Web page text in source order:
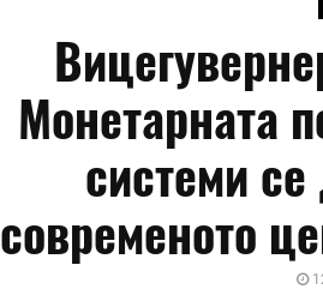
Монетарната
системи
современото